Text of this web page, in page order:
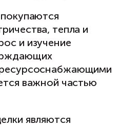
тепла и
и изучение
важной частью
являются